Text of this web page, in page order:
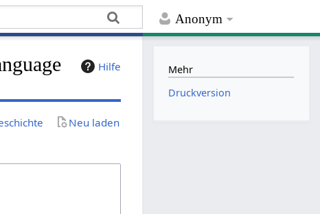
Anonym
Hilfe
Neu laden
Mehr
Druckversion